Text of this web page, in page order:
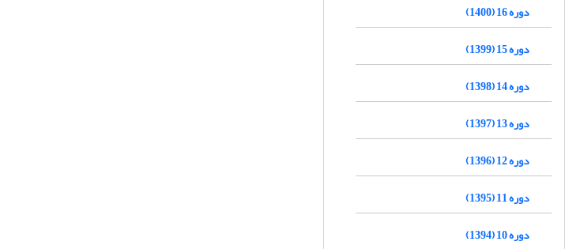
دوره 16 (1400)
دوره 15 (1399)
دوره 14 (1398)
دوره 13 (1397)
دوره 12 (1396)
دوره 11 (1395)
دوره 10 (1394)